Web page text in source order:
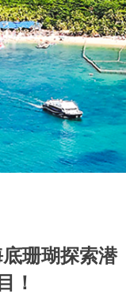
珊瑚探索潜
！